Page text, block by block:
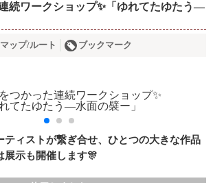
続ワークショップ✨「ゆれてたゆたう―
マップ/ルート ブックマーク
ティストが繋ぎ合せ、ひとつの大きな作品
展示も開催します🎊